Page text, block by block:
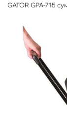
GATOR GPA-715